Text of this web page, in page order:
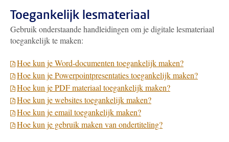
Toegankelijk lesmateriaal
Gebruik onderstaande handleidingen om je digitale lesmateriaal
toegankelijk te maken:
Hoe kun je Word-documenten toegankelijk maken?
Hoe kun je Powerpointpresentaties toegankelijk maken?
Hoe kun je PDF materiaal toegankelijk maken?
Hoe kun je websites toegankelijk maken?
Hoe kun je email toegankelijk maken?
Hoe kun je gebruik maken van ondertiteling?